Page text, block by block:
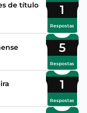
de título
1
Respostas
5
Respostas
1
Respostas